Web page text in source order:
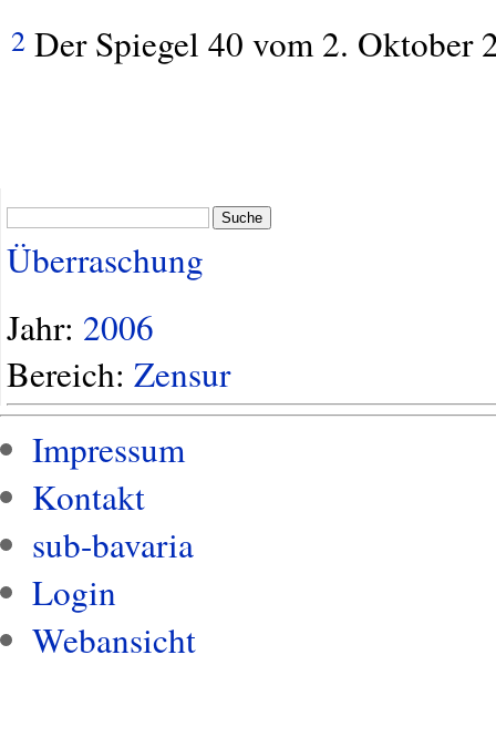
2 Der Spiegel 40 vom 2. Oktober
Suche
Überraschung
Jahr: 2006
Bereich: Zensur
Impressum
Kontakt
sub-bavaria
Login
Webansicht